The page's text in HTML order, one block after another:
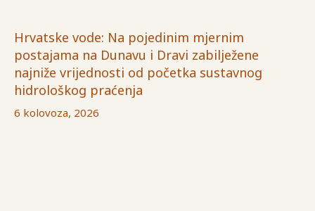
Hrvatske vode: Na pojedinim mjernim
postajama na Dunavu i Dravi zabilježene
najniže vrijednosti od početka sustavnog
hidrološkog praćenja
6 kolovoza, 2026